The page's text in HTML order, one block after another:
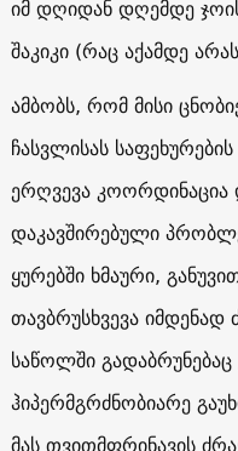
იმ დღიდან დღემდე
შაკიკი (რაც აქამდე
ამბობს, რომ მისი
ჩასვლისას
ერღვევა კოორდინაცია
დაკავშირებული
ყურებში ხმაური,
თავბრუსხვევა
საწოლში გადაბრუნებაც
ჰიპერმგრძნობიარე